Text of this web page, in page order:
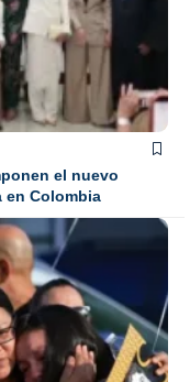
el nuevo
en Colombia